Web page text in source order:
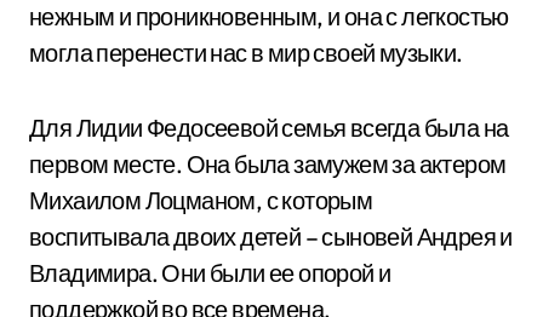
нежным и проникновенным, и она с легкостью
могла перенести нас в мир своей музыки.
Для Лидии Федосеевой семья всегда была на
первом месте. Она была замужем за актером
Михаилом Лоцманом, с которым
воспитывала двоих детей – сыновей Андрея и
Владимира. Они были ее опорой и
поддержкой во все времена.